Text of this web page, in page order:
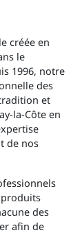
créée en
le
1996, notre
des
et
la-Côte en
de nos
des
afin de